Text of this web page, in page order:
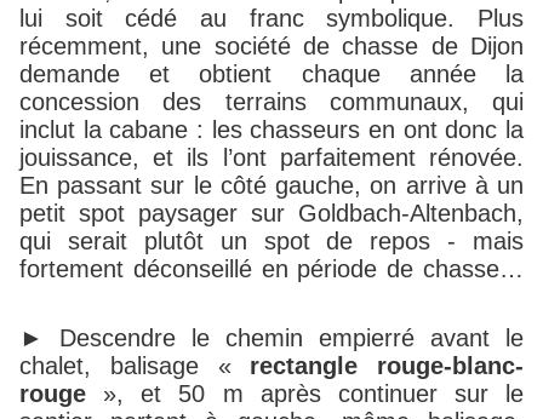
lui soit cédé au franc symbolique. Plus
récemment, une société de chasse de Dijon
demande et obtient chaque année la
concession des terrains communaux, qui
inclut la cabane : les chasseurs en ont donc la
jouissance, et ils l’ont parfaitement rénovée.
En passant sur le côté gauche, on arrive à un
petit spot paysager sur Goldbach-Altenbach,
qui serait plutôt un spot de repos - mais
fortement déconseillé en période de chasse…
► Descendre le chemin empierré avant le
chalet, balisage « rectangle rouge-blanc-
rouge », et 50 m après continuer sur le